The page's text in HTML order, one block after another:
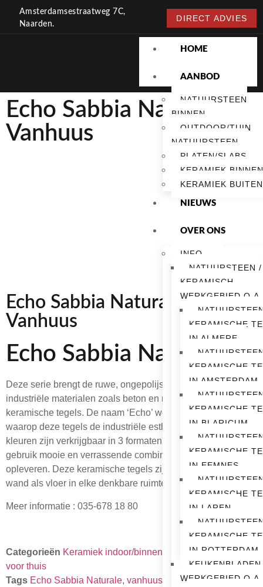
Amsterdamsestraatweg 7C,
Naarden.
DIRECT ADVIES
HOME
AANBOD
NATUURSTEEN
BINNEN
OUTDOOR/TUIN
NATUURSTEEN
PLATEN/SLABS
KERAMIEK BINNEN
KERAMIEK BUITEN
NIEUWS
OVER ONS
INFO
NATUURSTEEN /
KERAMISCH
WERKGEBIED
KERAMISCHE
IN ALMERE
KERAMISCHE
IN AMSTERDAM
KERAMISCHE
IN BLARICUM
KERAMISCHE
IN EEMNES
KERAMISCHE
IN LAREN
KERAMISCHE
IN ROTTERDAM
KEUKENBLADEN
WERKGEBIED
Echo Sabbia Naturale
Vanhuus
Echo Sabbia Naturale
Vanhuus
Echo Sabbia Naturale
Deze serie brengt de ruwe, ongepolijste uitstraling van
industriële materialen zoals beton en metaal in verfijnde
keramische tegels. De naam ‘Echo’ weerspiegelt de manier
waarop deze tegels de industriële esthetiek echoën. De 4
kleuren zijn verkrijgbaar in 3 formaten, welke door onderling
gebruik mooie en verrassende combinaties kunnen
opleveren. Deze keramische tegels zijn geschikt voor zowel
wand als vloer in elke denkbare ruimte.
Meer informatie : 035-678 18 80
Categorieën Keramiek indoor/binnen huis
Vanhuus tegels
voor thuis
Tags Echo Sabbia Naturale, vanhuus vanhuus tegel